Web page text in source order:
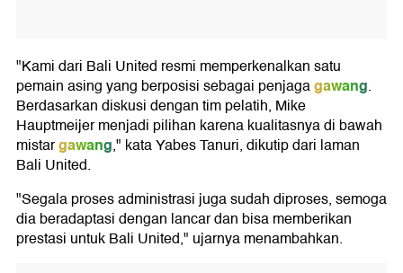
"Kami dari Bali United resmi memperkenalkan satu
pemain asing yang berposisi sebagai penjagagawang.
Berdasarkan diskusi dengan tim pelatih, Mike
Hauptmeijer menjadi pilihan karena kualitasnya di bawah
mistargawang," kata Yabes Tanuri, dikutip dari laman
Bali United.
"Segala proses administrasi juga sudah diproses, semoga
dia beradaptasi dengan lancar dan bisa memberikan
prestasi untuk Bali United," ujarnya menambahkan.